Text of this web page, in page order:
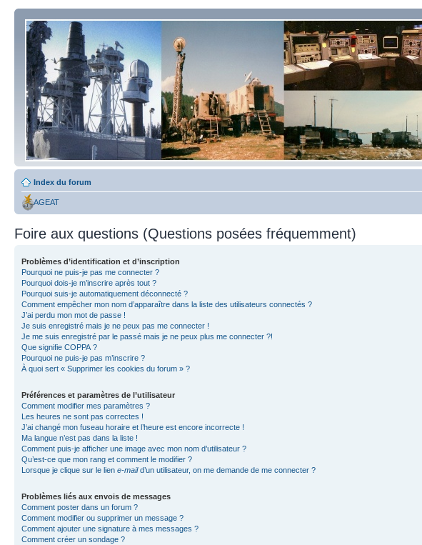
Index du forum
AGEAT
Foire aux questions (Questions posées fréquemment)
Problèmes d’identification et d’inscription
Pourquoi ne puis-je pas me connecter ?
Pourquoi dois-je m’inscrire après tout ?
Pourquoi suis-je automatiquement déconnecté ?
Comment empêcher mon nom d’apparaître dans la liste des utilisateurs connectés ?
J’ai perdu mon mot de passe !
Je suis enregistré mais je ne peux pas me connecter !
Je me suis enregistré par le passé mais je ne peux plus me connecter ?!
Que signifie COPPA ?
Pourquoi ne puis-je pas m’inscrire ?
À quoi sert « Supprimer les cookies du forum » ?
Préférences et paramètres de l’utilisateur
Comment modifier mes paramètres ?
Les heures ne sont pas correctes !
J’ai changé mon fuseau horaire et l’heure est encore incorrecte !
Ma langue n’est pas dans la liste !
Comment puis-je afficher une image avec mon nom d’utilisateur ?
Qu’est-ce que mon rang et comment le modifier ?
Lorsque je clique sur le lien e-maild’un utilisateur, on me demande de me connecter ?
Problèmes liés aux envois de messages
Comment poster dans un forum ?
Comment modifier ou supprimer un message ?
Comment ajouter une signature à mes messages ?
Comment créer un sondage ?